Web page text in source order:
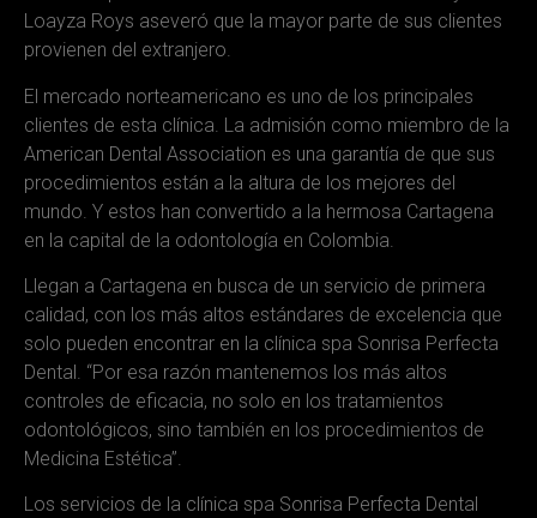
Loayza Roys aseveró que la mayor parte de sus clientes
provienen del extranjero.
El mercado norteamericano es uno de los principales
clientes de esta clínica. La admisión como miembro de la
American Dental Association es una garantía de que sus
procedimientos están a la altura de los mejores del
mundo. Y estos han convertido a la hermosa Cartagena
en la capital de la odontología en Colombia.
Llegan a Cartagena en busca de un servicio de primera
calidad, con los más altos estándares de excelencia que
solo pueden encontrar en la clínica spa Sonrisa Perfecta
Dental. “Por esa razón mantenemos los más altos
controles de eficacia, no solo en los tratamientos
odontológicos, sino también en los procedimientos de
Medicina Estética”.
Los servicios de la clínica spa Sonrisa Perfecta Dental